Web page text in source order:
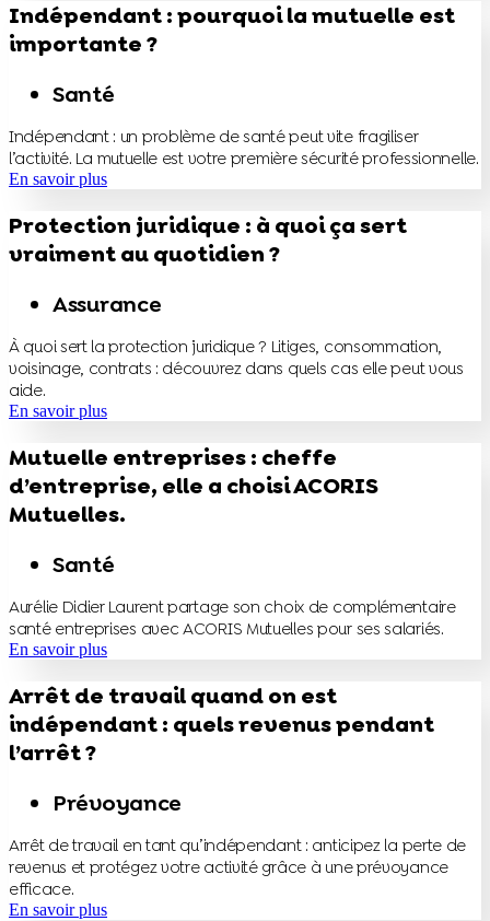
Indépendant : pourquoi la mutuelle est
importante ?
Santé
Indépendant : un problème de santé peut vite fragiliser
l’activité. La mutuelle est votre première sécurité professionnelle.
En savoir plus
Protection juridique : à quoi ça sert
vraiment au quotidien ?
Assurance
À quoi sert la protection juridique ? Litiges, consommation,
voisinage, contrats : découvrez dans quels cas elle peut vous
aide.
En savoir plus
Mutuelle entreprises : cheffe
d’entreprise, elle a choisi ACORIS
Mutuelles.
Santé
Aurélie Didier Laurent partage son choix de complémentaire
santé entreprises avec ACORIS Mutuelles pour ses salariés.
En savoir plus
Arrêt de travail quand on est
indépendant : quels revenus pendant
l’arrêt ?
Prévoyance
Arrêt de travail en tant qu’indépendant : anticipez la perte de
revenus et protégez votre activité grâce à une prévoyance
efficace.
En savoir plus